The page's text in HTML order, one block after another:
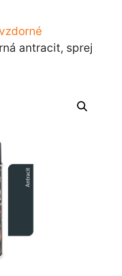
antracit, sprej